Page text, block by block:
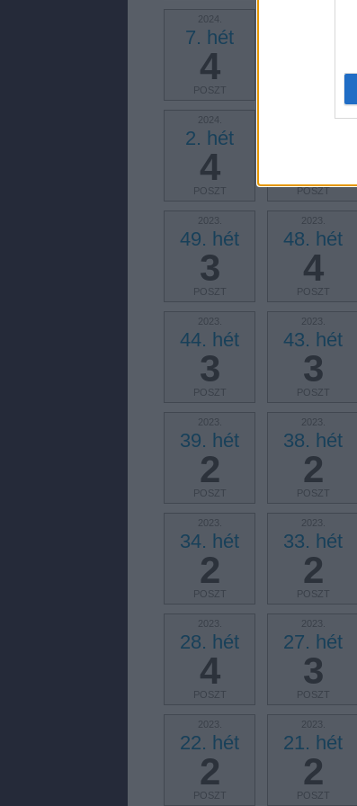
2024.
7. hét
4
POSZT
2024.
2. hét
4
POSZT POSZT
2023.
49. hét
3
POSZT
2023.
48. hét
4
POSZT
2023.
44. hét
3
POSZT
2023.
43. hét
3
POSZT
2023.
39. hét
2
POSZT
2023.
38. hét
2
POSZT
2023.
34. hét
2
POSZT
2023.
33. hét
2
POSZT
2023.
28. hét
4
POSZT
2023.
27. hét
3
POSZT
2023.
22. hét
2
POSZT
2023.
21. hét
2
POSZT